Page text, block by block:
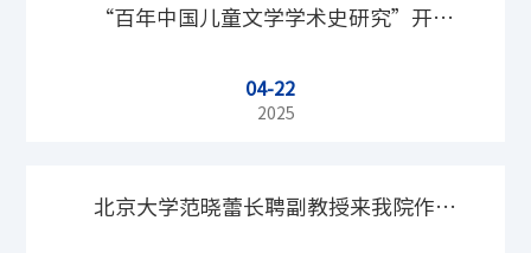
“百年中国儿童文学学术史研究”开题
论证会在北京师范大学召开
04-22
2025
北京大学范晓蕾长聘副教授来我院作